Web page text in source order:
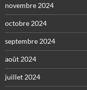
novembre 2024
octobre 2024
septembre 2024
août 2024
juillet 2024